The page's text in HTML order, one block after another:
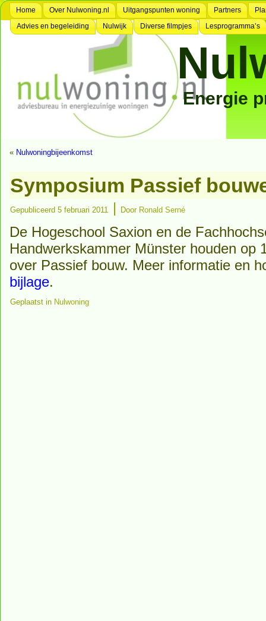
Home Over Nulwoning.nl Uitgangspunten woning Partners
Advies en begeleiding
Nulwijk Diverse filmpjes Lesprogramma’s
Energie
« Nulwoningbijeenkomst
Symposium Passief
Gepubliceerd 5 februari 2011 | Door Ronald Serné
De Hogeschool Saxion en de
Handwerkskammer Münster houden op
over Passief bouw. Meer informatie en
bijlage.
Geplaatst in Nulwoning